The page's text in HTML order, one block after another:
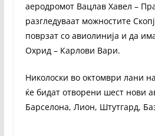
аеродромот Вацлав Хавел –
разгледуваат можностите
поврзат со авиолинија и да
Охрид – Карлови Вари.
Николоски во октомври лани
ќе бидат отворени шест нови
Барселона, Лион, Штутгард,